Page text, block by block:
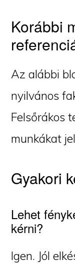
Korábbi
Az alábbi
nyilvános
Felsőrákos
munkákat
Gyakori
Lehet
kérni?
Igen. Jól